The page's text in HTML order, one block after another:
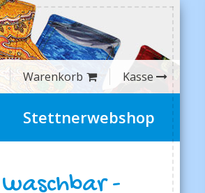
Warenkorb Kasse
Stettnerwebshop
-